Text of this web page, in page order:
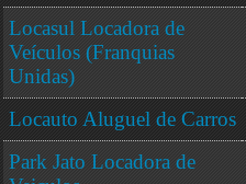
Locasul Locadora de
Veículos (Franquias
Unidas)
Locauto Aluguel de Carros
Park Jato Locadora de